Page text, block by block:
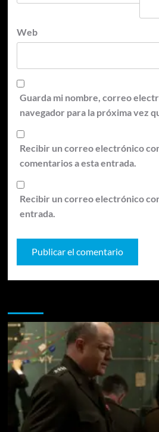
Web
Guarda mi nombre, correo
navegador para la próxima vez
Recibir un correo electrónico
comentarios a esta entrada.
Recibir un correo electrónico
entrada.